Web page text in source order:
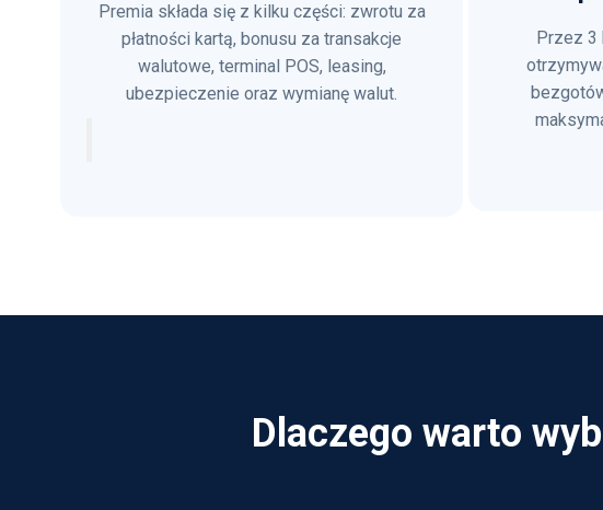
Premia składa się z kilku części: zwrotu za
płatności kartą, bonusu za transakcje
walutowe, terminal POS, leasing,
ubezpieczenie oraz wymianę walut.
Przez
Dlaczego warto